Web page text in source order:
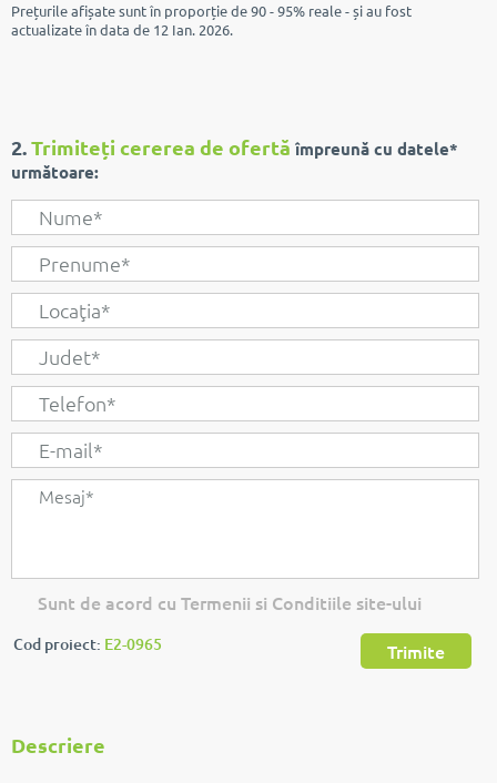
Prețurile afișate sunt în proporție de 90 - 95% reale - și au fost
actualizate în data de 12 Ian. 2026.
2.Trimiteți cererea de ofertă împreună cu datele*
următoare:
Sunt de acord cu Termenii si Conditiile site-ului
Cod proiect: E2-0965 Trimite
Descriere